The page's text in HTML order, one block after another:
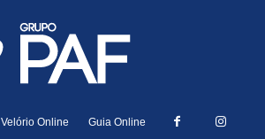
Velório Online Guia Online